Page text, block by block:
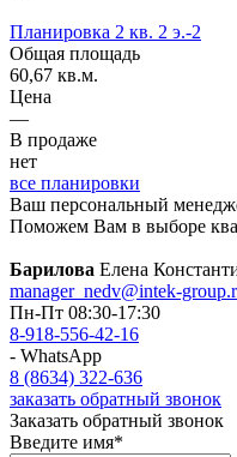
Планировка 2 кв. 2 э.-2
Общая площадь
60,67 кв.м.
Цена
—
В продаже
нет
все планировки
Ваш персональный
Поможем Вам в выборе
Барилова Елена
manager_nedv@intek-
Пн-Пт 08:30-17:30
8-918-556-42-16
- WhatsApp
8 (8634) 322-636
заказать обратный звонок
Заказать обратный звонок
Введите имя*